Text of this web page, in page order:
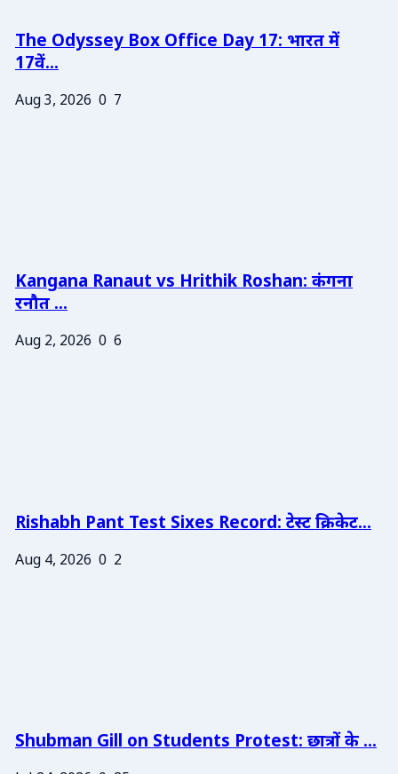
The Odyssey Box Office Day 17: भारत में
17वें...
Aug 3, 2026 0 7
Kangana Ranaut vs Hrithik Roshan: कंगना
रनौत ...
Aug 2, 2026 0 6
Rishabh Pant Test Sixes Record: टेस्ट क्रिकेट...
Aug 4, 2026 0 2
Shubman Gill on Students Protest: छात्रों के ...